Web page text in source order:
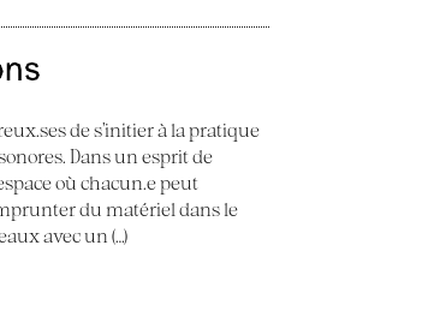
de s’initier à la pratique
Dans un esprit de
où chacun.e peut
du matériel dans le
avec un (…)